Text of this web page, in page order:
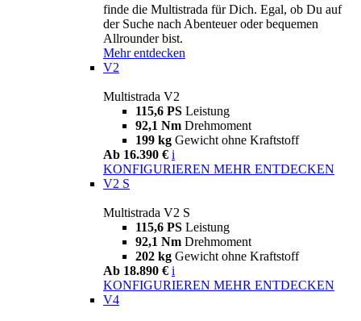
finde die Multistrada für Dich. Egal, ob Du auf
der Suche nach Abenteuer oder bequemen
Allrounder bist.
Mehr entdecken
V2
Multistrada V2
115,6 PS Leistung
92,1 Nm Drehmoment
199 kg Gewicht ohne Kraftstoff
Ab 16.390 € i
KONFIGURIEREN MEHR ENTDECKEN
V2 S
Multistrada V2 S
115,6 PS Leistung
92,1 Nm Drehmoment
202 kg Gewicht ohne Kraftstoff
Ab 18.890 € i
KONFIGURIEREN MEHR ENTDECKEN
V4